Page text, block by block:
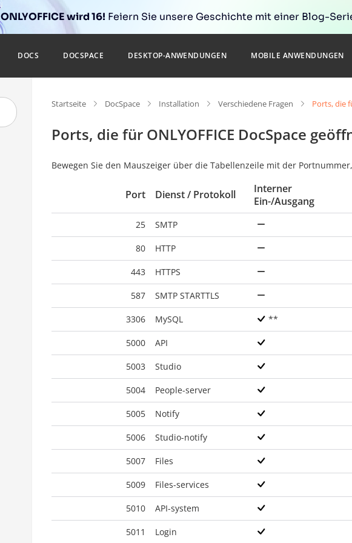
ONLYOFFICE wird 16! Feiern Sie unsere Geschichte mit einer Blog-
DOCS DOCSPACE DESKTOP-ANWENDUNGEN MOBILE ANWENDUNGEN
Startseite DocSpace Installation Verschiedene Fragen Ports, die
Ports, die für ONLYOFFICE DocSpace
Bewegen Sie den Mauszeiger über die Tabellenzeile mit der
Port Dienst / Protokoll
Interner
Ein-/Ausgang
25 SMTP
80 HTTP
443 HTTPS
587 SMTP STARTTLS
3306 MySQL **
5000 API
5003 Studio
5004 People-server
5005 Notify
5006 Studio-notify
5007 Files
5009 Files-services
5010 API-system
5011 Login